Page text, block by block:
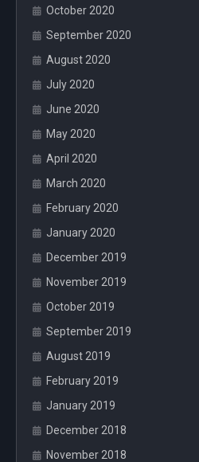
October 2020
September 2020
August 2020
July 2020
June 2020
May 2020
April 2020
March 2020
February 2020
January 2020
December 2019
November 2019
October 2019
September 2019
August 2019
February 2019
January 2019
December 2018
November 2018